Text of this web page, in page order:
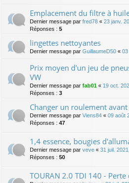
Emplacement du filtre à
Dernier message par fred78 « 23 janv.
Réponses : 5
lingettes nettoyantes
Dernier message par GuillaumeD50 « 03
Prix moyen d'un jeu de
VW
Dernier message par fab01 « 19 oct.
Réponses : 3
Changer un roulement avant
Dernier message par Viens84 « 09 août
Réponses : 47
1,4 essence, bougies
Dernier message par veve « 31 juil.
Réponses : 50
TOURAN 2.0 TDI 140 - Perte